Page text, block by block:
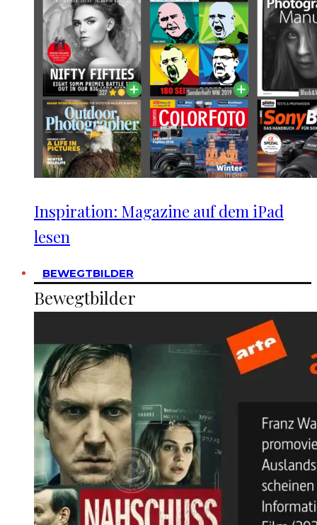
Inspiration: Magazine auf dem iPad
lesen
BEWEGTBILDER
Bewegtbilder